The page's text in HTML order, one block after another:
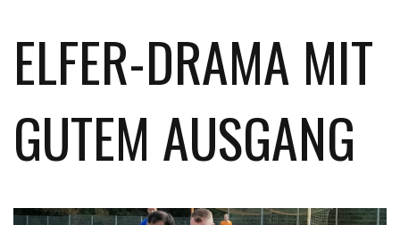
ELFER-DRAMA MIT
GUTEM AUSGANG